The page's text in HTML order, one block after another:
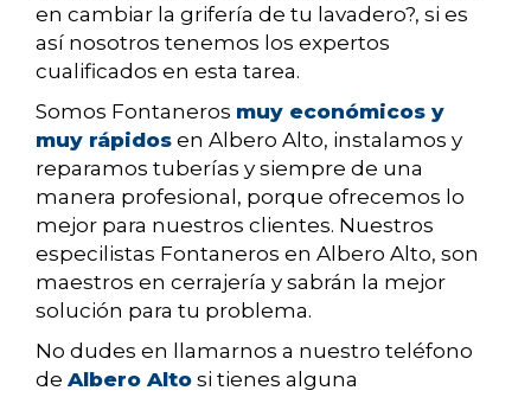
en cambiar la grifería de tu lavadero?, si es
así nosotros tenemos los expertos
cualificados en esta tarea.
Somos Fontaneros muy económicos y
muy rápidos en Albero Alto, instalamos y
reparamos tuberías y siempre de una
manera profesional, porque ofrecemos lo
mejor para nuestros clientes. Nuestros
especilistas Fontaneros en Albero Alto, son
maestros en cerrajería y sabrán la mejor
solución para tu problema.
No dudes en llamarnos a nuestro teléfono
de Albero Alto si tienes alguna